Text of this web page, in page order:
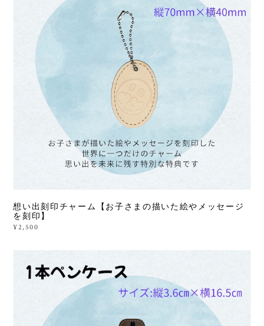
想い出刻印チャーム【お子さまの描いた絵やメッセージ
を刻印】
¥2,500